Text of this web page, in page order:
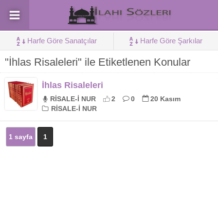
Harfe Göre Sanatçılar Harfe Göre Şarkılar
"İhlas Risaleleri" ile Etiketlenen Konular
İhlas Risaleleri
RİSALE-İ NUR 2 0
20 Kasım
RİSALE-İ NUR
1 sayfa 1